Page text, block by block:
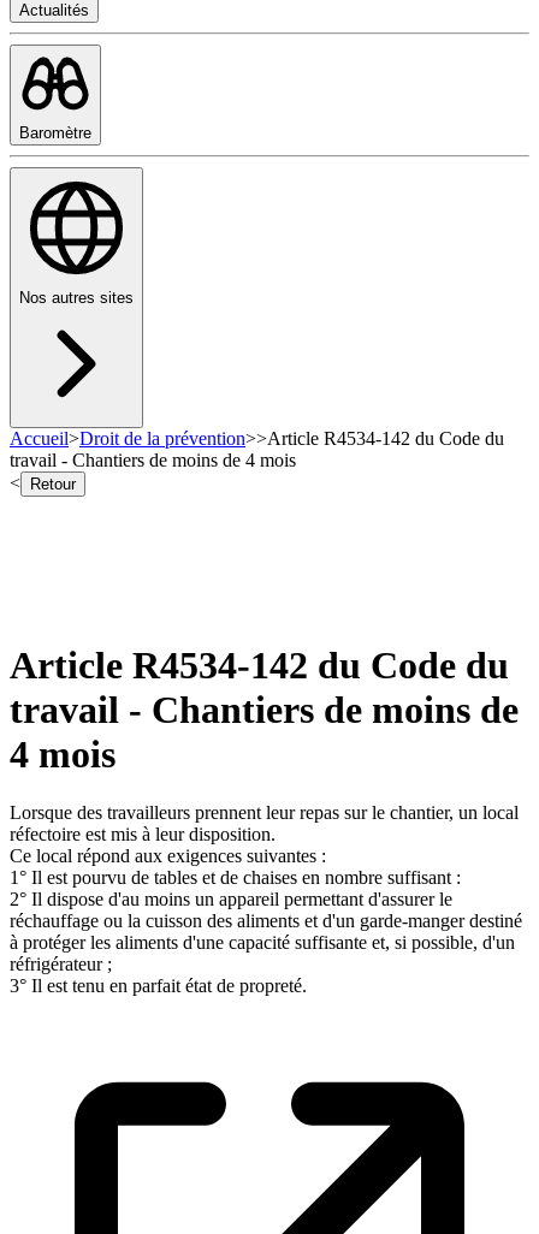
Actualités
Baromètre
Nos autres sites
Accueil>Droit de la prévention>>Article R4534-142 du Code du
travail - Chantiers de moins de 4 mois
<
Retour
Article R4534-142 du Code du
travail - Chantiers de moins de
4 mois
Lorsque des travailleurs prennent leur repas sur le chantier, un local
réfectoire est mis à leur disposition.
Ce local répond aux exigences suivantes :
1° Il est pourvu de tables et de chaises en nombre suffisant :
2° Il dispose d'au moins un appareil permettant d'assurer le
réchauffage ou la cuisson des aliments et d'un garde-manger destiné
à protéger les aliments d'une capacité suffisante et, si possible, d'un
réfrigérateur ;
3° Il est tenu en parfait état de propreté.